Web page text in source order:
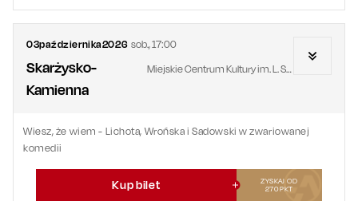
03października2026 sob.,17:00
Skarżysko-
Kamienna
Miejskie Centrum Kultury im. L. Staffa
Wiesz, że wiem - Lichota, Wrońska i Sadowski w zwariowanej
komedii
Kup bilet
ZYSKAJ OD
270PKT